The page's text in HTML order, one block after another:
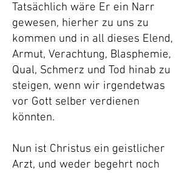
Tatsächlich wäre Er ein Narr
gewesen, hierher zu uns zu
kommen und in all dieses Elend,
Armut, Verachtung, Blasphemie,
Qual, Schmerz und Tod hinab zu
steigen, wenn wir irgendetwas
vor Gott selber verdienen
könnten.
Nun ist Christus ein geistlicher
Arzt, und weder begehrt noch